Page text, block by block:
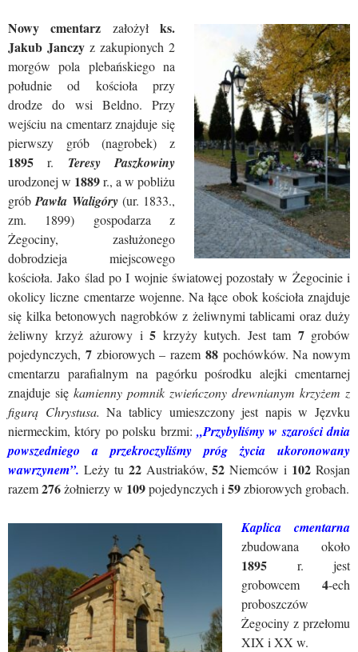
Nowy cmentarz założyłks.
Jakub Janczy z zakupionych 2
morgów pola plebańskiego na
południe od kościoła przy
drodze do wsi Beldno. Przy
wejściu na cmentarz znajduje się
pierwszy grób (nagrobek) z
1895 r. Teresy Paszkowiny
urodzonej w 1889r., a w pobliżu
gróbPawła Waligóry(ur. 1833.,
zm. 1899) gospodarza z
Żegociny, zasłużonego
dobrodzieja miejscowego
kościoła. Jako ślad po I wojnie światowej pozostały w Żegocinie i
okolicy liczne cmentarze wojenne. Na łące obok kościoła znajduje
się kilka betonowych nagrobków z żeliwnymi tablicami oraz duży
żeliwny krzyż ażurowy i 5 krzyży kutych. Jest tam 7grobów
pojedynczych, 7zbiorowych – razem 88pochówków.Na nowym
cmentarzu parafialnym na pagórku pośrodku alejki cmentarnej
znajduje się kamienny pomnik zwieńczony drewnianym krzyżem z
figurą Chrystusa. Na tablicy umieszczony jest napis w Jęzvku
niermeckim, który po polsku brzmi: „Przybyliśmy w szarościdnia
powszedniego a przekroczyliśmy próg życia ukoronowany
wawrzynem”. Leży tu 22Austriaków,52 Niemców i 102 Rosjan
razem276żołnierzy w 109pojedynczych i 59zbiorowych grobach.
Kaplica cmentarna
zbudowana około
1895 r. jest
grobowcem 4-ech
proboszczów
Żegociny z przełomu
XIX i XX w.